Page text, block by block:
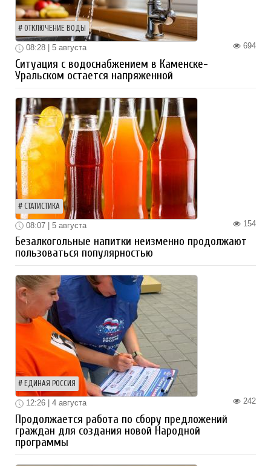
ОТКЛЮЧЕНИЕ ВОДЫ
694
08:28 | 5 августа
Ситуация с водоснабжением в Каменске-
Уральском остается напряженной
СТАТИСТИКА
154
08:07 | 5 августа
Безалкогольные напитки неизменно продолжают
пользоваться популярностью
ЕДИНАЯ РОССИЯ
242
12:26 | 4 августа
Продолжается работа по сбору предложений
граждан для создания новой Народной
программы